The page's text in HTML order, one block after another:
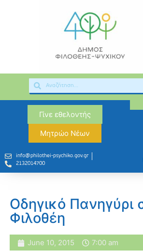
Γίνε εθελοντής
Μητρώο Νέων
info@philothei-psychiko.gov.gr
2132014700
Οδηγικό Πανηγύρι
Φιλοθέη
June 10, 2015 7:00 am